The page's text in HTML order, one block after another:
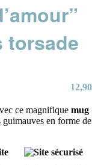
torsade
12,90
ce magnifique mug
guimauves en forme de